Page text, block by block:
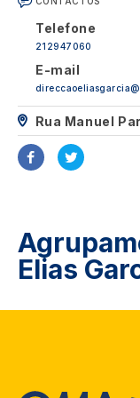
Telefone
212947060
E-mail
Rua Manuel
Elias